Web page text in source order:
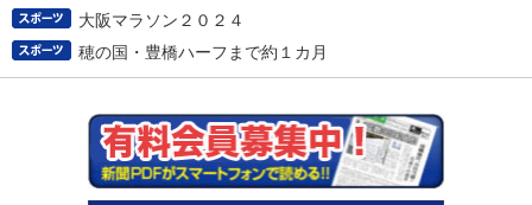
大阪マラソン２０２４
穂の国・豊橋ハーフまで約１カ月